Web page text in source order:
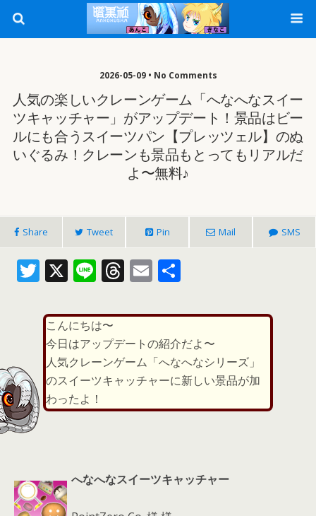
2026-05-09 • No Comments
人気の楽しいクレーンゲーム「へなへなスイー
ツキャッチャー」がアップデート！景品はビー
ルにも合うスイーツパン【プレッツェル】のぬ
いぐるみ！クレーンも景品もとってもリアルだ
よ〜無料♪
Share Tweet Pin Mail SMS
T
itt
er
X Li
e
T
re
a
d
s
E
ai
l
こんにちは〜
今日はアップデートの紹介だよ〜
人気クレーンゲーム「へなへなシリーズ」
のスイーツキャッチャーに新しい景品が加
わったよ！
へなへなスイーツキャッチャー